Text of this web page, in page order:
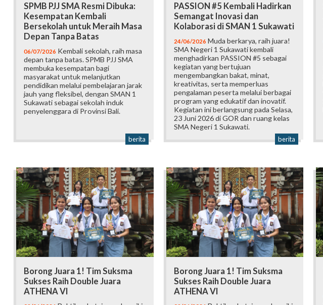
SPMB PJJ SMA Resmi Dibuka:
Kesempatan Kembali
Bersekolah untuk Meraih Masa
Depan Tanpa Batas
06/07/2026 Kembali sekolah, raih masa
depan tanpa batas. SPMB PJJ SMA
membuka kesempatan bagi
masyarakat untuk melanjutkan
pendidikan melalui pembelajaran jarak
jauh yang fleksibel, dengan SMAN 1
Sukawati sebagai sekolah induk
penyelenggara di Provinsi Bali.
berita
PASSION #5 Kembali Hadirkan
Semangat Inovasi dan
Kolaborasi di SMAN 1 Sukawati
24/06/2026 Muda berkarya, raih juara!
SMA Negeri 1 Sukawati kembali
menghadirkan PASSION #5 sebagai
kegiatan yang bertujuan
mengembangkan bakat, minat,
kreativitas, serta memperluas
pengalaman peserta melalui berbagai
program yang edukatif dan inovatif.
Kegiatan ini berlangsung pada Selasa,
23 Juni 2026 di GOR dan ruang kelas
SMA Negeri 1 Sukawati.
berita
Borong Juara 1! Tim Suksma
Sukses Raih Double Juara
ATHENA VI
Borong Juara 1! Tim Suksma
Sukses Raih Double Juara
ATHENA VI